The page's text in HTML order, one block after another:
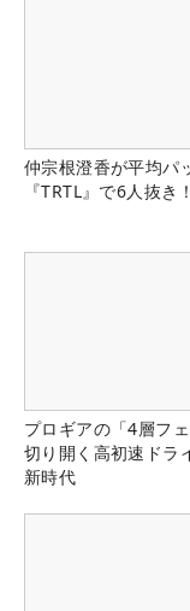
仲宗根澄香が平均パ
『TRTL』で6人抜き！
プロギアの「4層フ
切り開く高初速ドラ
新時代